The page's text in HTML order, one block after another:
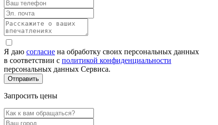
Я даю согласие на обработку своих персональных данных
в соответствии с политикой конфиденциальности
персональных данных Сервиса.
Запросить цены